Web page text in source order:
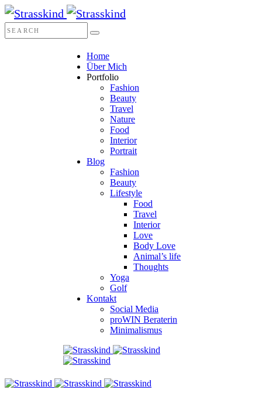
Home
Über Mich
Portfolio
Fashion
Beauty
Travel
Nature
Food
Interior
Portrait
Blog
Fashion
Beauty
Lifestyle
Food
Travel
Interior
Love
Body Love
Animal’s life
Thoughts
Yoga
Golf
Kontakt
Social Media
proWIN Beraterin
Minimalismus